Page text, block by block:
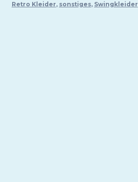
Retro Kleider, sonstiges, Swingkleider